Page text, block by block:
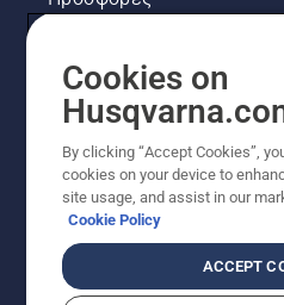
Άλλοι ιστότοποι
Cookies on
By clicking “Accept Cookies”,
cookies on your device to
site usage, and assist in our
Cookie Policy
ACCEPT